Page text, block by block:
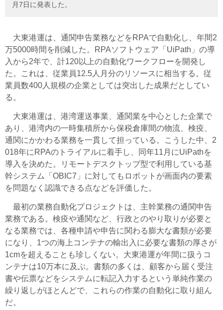
月7日に発表した。
大東港運は、通関申告業務などをRPAで自動化し、年間2
万5000時間を削減した。RPAソフトウェア「UiPath」の導
入から2年で、計120以上の自動化ワークフローを開発し
た。これは、従業員12.5人月分のリソースに相当する。従
業員数400人規模の企業としては突出した成果だとしてい
る。
大東港運は、港湾運送事業、通関業を中心とした企業で
あり、港湾内の一時集積所から保税倉庫間の物流、検疫、
通関にかかわる業務を一貫して担っている。こうした中、2
018年にRPAのトライアルに着手し、同年11月にUiPathを
導入を決めた。リモートデスクトップ型で利用している基
幹システム「OBIC7」に対してもロボットが画面内の要素
を問題なく認識できる点などを評価した。
最初の業務自動化プロジェクトは、主幹業務の通関申告
業務である。検疫や通関など、行政とのやり取りが必要と
なる業務では、各種申請や申告に関わる膨大な書類が必要
になり、1つの海上コンテナの輸出入に必要な書類の厚さが
1cmを超えることも珍しくない。大東港運が年間に扱うコ
ンテナは10万本に及ぶ。書類の多くは、顧客から届く受注
書や伝票などをシステムに転記入力するという単純作業の
繰り返しがほとんどで、これらの作業の自動化に取り組ん
だ。